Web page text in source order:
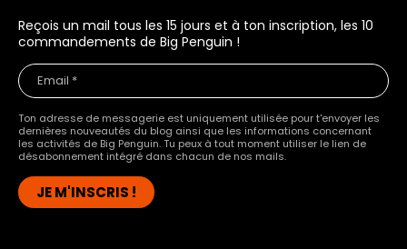
Reçois un mail tous les 15 jours et à ton inscription, les 10
commandements de Big Penguin !
Ton adresse de messagerie est uniquement utilisée pour t'envoyer les
dernières nouveautés du blog ainsi que les informations concernant
les activités de Big Penguin. Tu peux à tout moment utiliser le lien de
désabonnement intégré dans chacun de nos mails.